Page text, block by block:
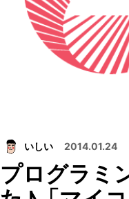
いしい 2014.01.24
プログラミ